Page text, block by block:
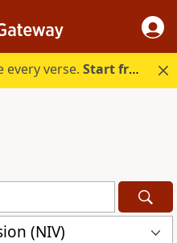
every verse.Start free.
(NIV)